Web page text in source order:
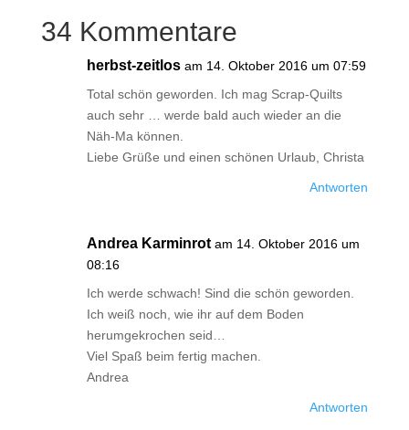
34 Kommentare
herbst-zeitlos am 14. Oktober 2016 um 07:59
Total schön geworden. Ich mag Scrap-Quilts
auch sehr … werde bald auch wieder an die
Näh-Ma können.
Liebe Grüße und einen schönen Urlaub, Christa
Antworten
Andrea Karminrot am 14. Oktober 2016 um
08:16
Ich werde schwach! Sind die schön geworden.
Ich weiß noch, wie ihr auf dem Boden
herumgekrochen seid…
Viel Spaß beim fertig machen.
Andrea
Antworten